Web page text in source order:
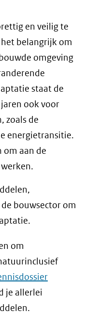
en veilig te
belangrijk om
omgeving
staat de
ook voor
zoals de
energietransitie.
om aan de
bouwsector om
om
je allerlei